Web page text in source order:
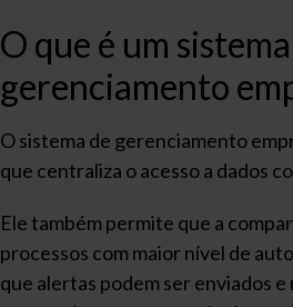
O que é um
gerenciamento
O sistema de gerenciamento
que centraliza o acesso a dados
Ele também permite que a
processos com maior nível de
que alertas podem ser enviados